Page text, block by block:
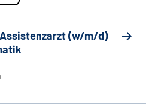
(w/m/d)